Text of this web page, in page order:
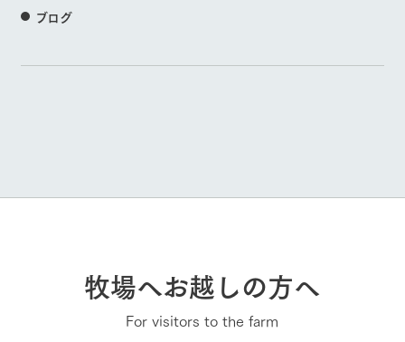
ブログ
牧場へお越しの方へ
For visitors to the farm